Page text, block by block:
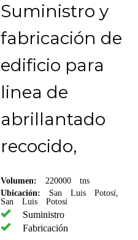
Suministro y
fabricación de
edificio para
linea de
abrillantado
recocido,
Volumen: 220000 tns
Ubicación: San Luis Potosí,
San Luis Potosí
Suministro
Fabricación